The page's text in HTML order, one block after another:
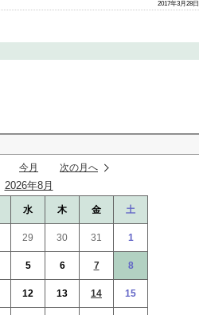
2017年3月28日
今月 次の月へ
2026年8月
水 木 金 土
29 30 31 1
5 6 7 8
12 13 14 15